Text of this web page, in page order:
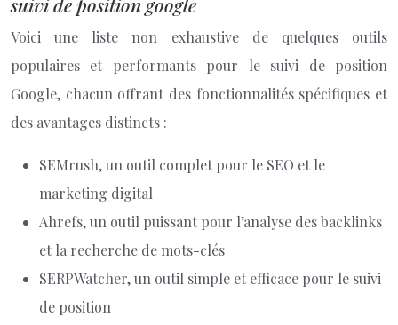
Voici une liste non exhaustive de quelques outils
populaires et performants pour le suivi de position
Google, chacun offrant des fonctionnalités spécifiques et
des avantages distincts :
SEMrush, un outil complet pour le SEO et le
marketing digital
Ahrefs, un outil puissant pour l’analyse des backlinks
et la recherche de mots-clés
SERPWatcher, un outil simple et efficace pour le suivi
de position